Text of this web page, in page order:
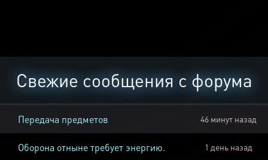
Свежие сообщения с форума
Передача предметов 46 минут назад
Оборона отныне требует энергию. 1 день назад